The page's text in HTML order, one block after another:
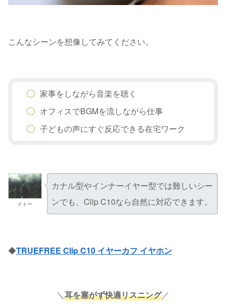
こんなシーンを想像してみてください。
家事をしながら音楽を聴く
オフィスでBGMを流しながら仕事
子どもの声にすぐ反応できる在宅ワーク
イトー
カナル型やインナーイヤー型では難しいシー
ンでも、Clip C10なら自然に対応できます。
◆TRUEFREE Clip C10 イヤーカフ イヤホン
＼耳を塞がず快適リスニング／